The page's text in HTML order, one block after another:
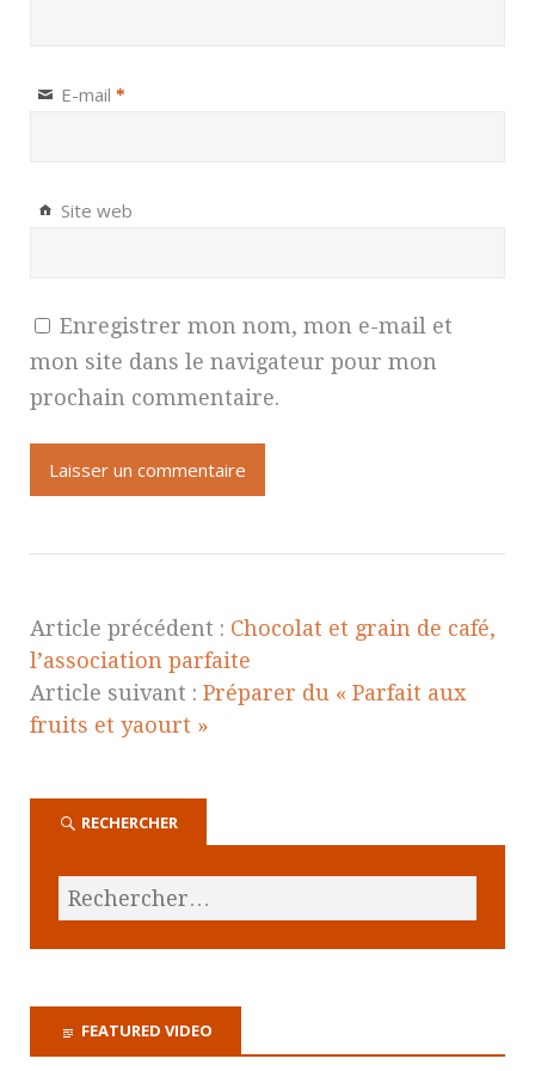
E-mail *
Site web
Enregistrer mon nom, mon e-mail et
mon site dans le navigateur pour mon
prochain commentaire.
Article précédent : Chocolat et grain de café,
l’association parfaite
Article suivant : Préparer du « Parfait aux
fruits et yaourt »
RECHERCHER
FEATURED VIDEO